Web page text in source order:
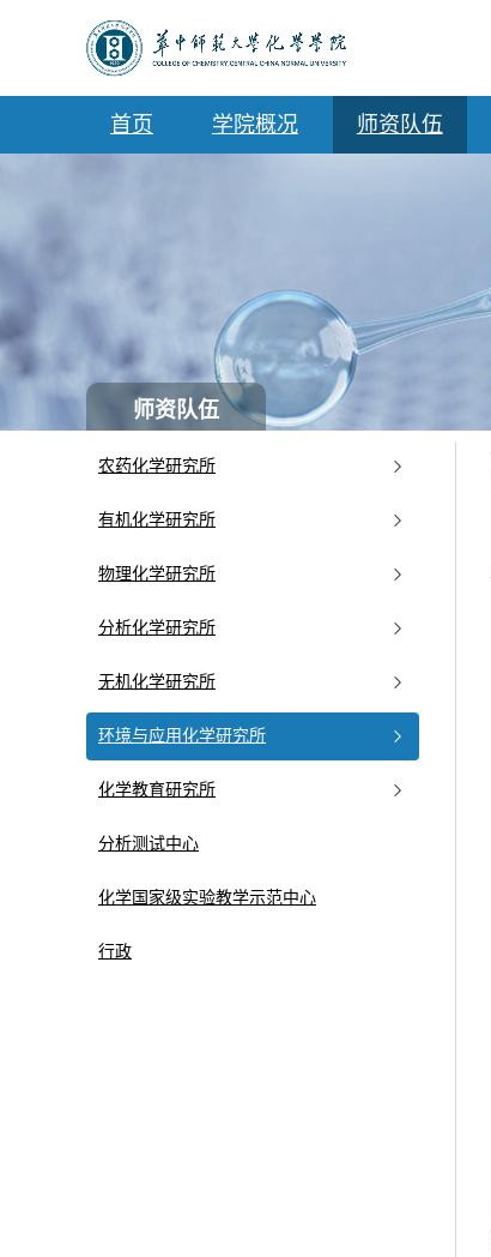
首页 学院概况 师资队伍
师资队伍
农药化学研究所
有机化学研究所
物理化学研究所
分析化学研究所
无机化学研究所
环境与应用化学研究所
化学教育研究所
分析测试中心
化学国家级实验教学示范中心
行政